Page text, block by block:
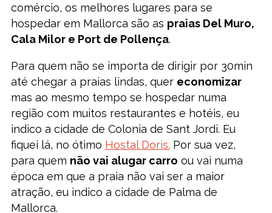
comércio, os melhores lugares para se
hospedar em Mallorca são as praias Del Muro,
Cala Milor e Port de Pollença.
Para quem não se importa de dirigir por 30min
até chegar a praias lindas, quer economizar
mas ao mesmo tempo se hospedar numa
região com muitos restaurantes e hotéis, eu
indico a cidade de Colonia de Sant Jordi. Eu
fiquei lá, no ótimo Hostal Doris. Por sua vez,
para quem não vai alugar carro ou vai numa
época em que a praia não vai ser a maior
atração, eu indico a cidade de Palma de
Mallorca.